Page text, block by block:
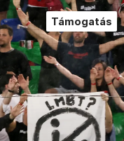
Támogatás